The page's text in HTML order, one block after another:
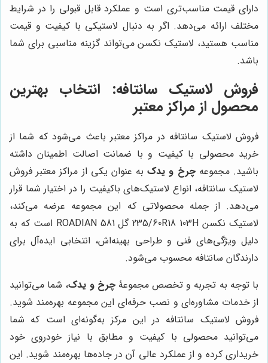
دارای قیمت مناسب‌تری است و عملکرد قابل قبولی را در شرایط
مختلف ارائه می‌دهد. اگر به دنبال لاستیکی با کیفیت و قیمت
مناسب هستید، لاستیک نکسن می‌تواند گزینه مناسبی برای شما
باشد.
فروش لاستیک سانتافه: انتخاب بهترین
محصول از مراکز معتبر
فروش لاستیک سانتافه در مراکز معتبر باعث می‌شود که شما از
خرید محصولی با کیفیت و با ضمانت اصالت اطمینان داشته
باشید. مجموعهچرخ و یدکبه عنوان یکی از مراکز معتبر فروش
لاستیک سانتافه، انواع لاستیک‌های باکیفیت را در اختیار شما قرار
می‌دهد. از جمله محصولاتی که این مجموعه عرضه می‌کند،
لاستیک نکسن 235/60R18 103H گل ROADIAN 581 است که به
دلیل ویژگی‌های فنی و طراحی بهینه‌اش، انتخابی ایده‌آل برای
دارندگان سانتافه محسوب می‌شود.
با توجه به تجربه و تخصص مجموعۀچرخ و یدک، شما می‌توانید
از خدمات مشاوره‌ای و نصب حرفه‌ای این مجموعه بهره‌مند شوید.
فروش لاستیک سانتافه در این مرکز به‌گونه‌ای است که شما
می‌توانید محصولی با کیفیت و مطابق با نیاز خودروی خود
خریداری کرده و از عملکرد عالی آن در جاده‌ها بهره‌مند شوید. این